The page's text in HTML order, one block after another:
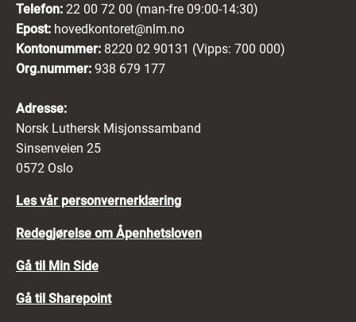
Telefon: 22 00 72 00 (man-fre 09:00-14:30)
Epost: hovedkontoret@nlm.no
Kontonummer: 8220 02 90131 (Vipps: 700 000)
Org.nummer: 938 679 177
Adresse:
Norsk Luthersk Misjonssamband
Sinsenveien 25
0572 Oslo
Les vår personvernerklæring
Redegjørelse om Åpenhetsloven
Gå til Min Side
Gå til Sharepoint